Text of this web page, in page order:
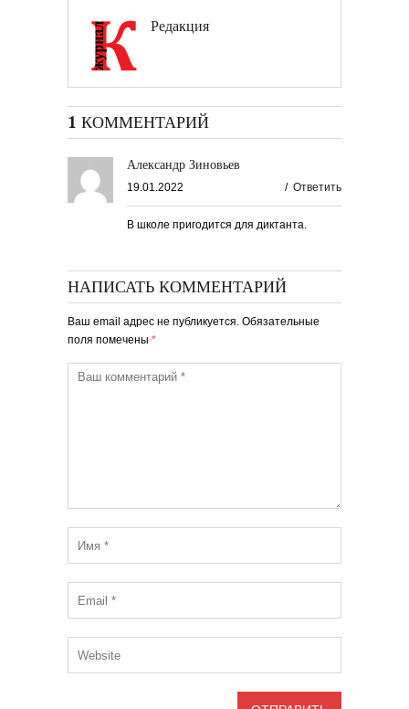
Редакция
1 КОММЕНТАРИЙ
Александр Зиновьев
19.01.2022 / Ответить
В школе пригодится для диктанта.
НАПИСАТЬ КОММЕНТАРИЙ
Ваш email адрес не публикуется. Обязательные
поля помечены *